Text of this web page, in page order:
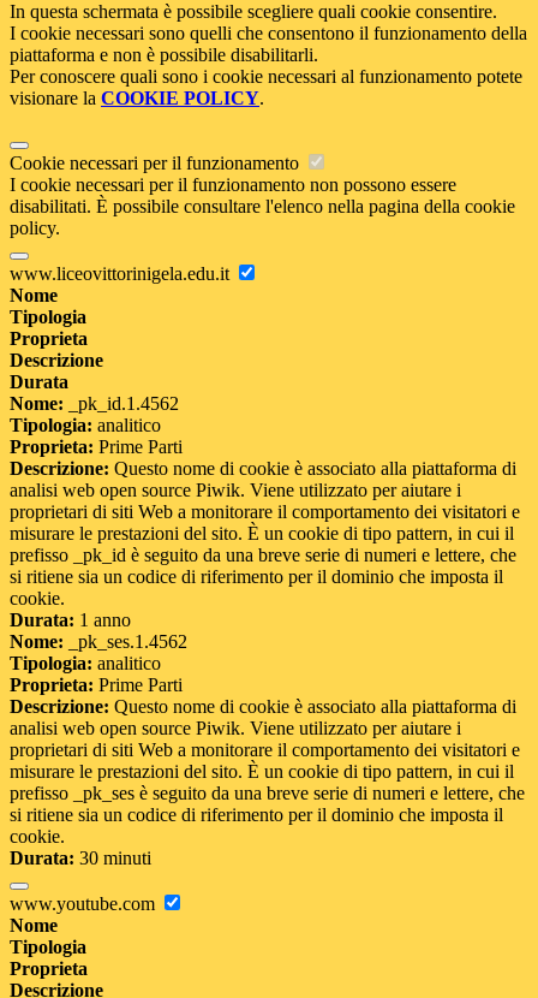
In questa schermata è possibile scegliere quali cookie consentire.
I cookie necessari sono quelli che consentono il funzionamento della
piattaforma e non è possibile disabilitarli.
Per conoscere quali sono i cookie necessari al funzionamento potete
visionare la COOKIE POLICY.
Cookie necessari per il funzionamento
I cookie necessari per il funzionamento non possono essere
disabilitati. È possibile consultare l'elenco nella pagina della cookie
policy.
www.liceovittorinigela.edu.it
Nome
Tipologia
Proprieta
Descrizione
Durata
Nome: _pk_id.1.4562
Tipologia: analitico
Proprieta: Prime Parti
Descrizione: Questo nome di cookie è associato alla piattaforma di
analisi web open source Piwik. Viene utilizzato per aiutare i
proprietari di siti Web a monitorare il comportamento dei visitatori e
misurare le prestazioni del sito. È un cookie di tipo pattern, in cui il
prefisso _pk_id è seguito da una breve serie di numeri e lettere, che
si ritiene sia un codice di riferimento per il dominio che imposta il
cookie.
Durata: 1 anno
Nome: _pk_ses.1.4562
Tipologia: analitico
Proprieta: Prime Parti
Descrizione: Questo nome di cookie è associato alla piattaforma di
analisi web open source Piwik. Viene utilizzato per aiutare i
proprietari di siti Web a monitorare il comportamento dei visitatori e
misurare le prestazioni del sito. È un cookie di tipo pattern, in cui il
prefisso _pk_ses è seguito da una breve serie di numeri e lettere, che
si ritiene sia un codice di riferimento per il dominio che imposta il
cookie.
Durata: 30 minuti
www.youtube.com
Nome
Tipologia
Proprieta
Descrizione